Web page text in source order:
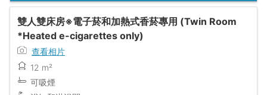
雙人雙床房※電子菸和加熱式香菸專用 (Twin Room
*Heated e-cigarettes only)
查看相片
12 m²
可吸煙